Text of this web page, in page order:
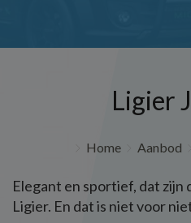
Ligier
Home Aanbod
Elegant en sportief, dat zijn
Ligier. En dat is niet voor